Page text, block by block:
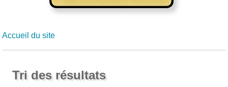
Accueil du site
Tri des résultats